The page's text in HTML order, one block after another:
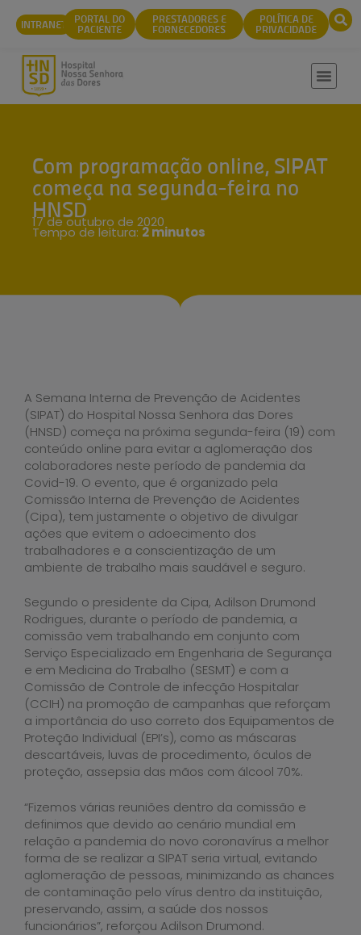
conteúdo
INTRANET PORTAL DO
PACIENTE
PRESTADORES E
FORNECEDORES
POLÍTICA DE
PRIVACIDADE
Com programação online, SIPAT
começa na segunda-feira no
HNSD
17 de outubro de 2020
Tempo de leitura: 2 minutos
A Semana Interna de Prevenção de Acidentes
(SIPAT) do Hospital Nossa Senhora das Dores
(HNSD) começa na próxima segunda-feira (19) com
conteúdo online para evitar a aglomeração dos
colaboradores neste período de pandemia da
Covid-19. O evento, que é organizado pela
Comissão Interna de Prevenção de Acidentes
(Cipa), tem justamente o objetivo de divulgar
ações que evitem o adoecimento dos
trabalhadores e a conscientização de um
ambiente de trabalho mais saudável e seguro.
Segundo o presidente da Cipa, Adilson Drumond
Rodrigues, durante o período de pandemia, a
comissão vem trabalhando em conjunto com
Serviço Especializado em Engenharia de Segurança
e em Medicina do Trabalho (SESMT) e com a
Comissão de Controle de infecção Hospitalar
(CCIH) na promoção de campanhas que reforçam
a importância do uso correto dos Equipamentos de
Proteção Individual (EPI’s), como as máscaras
descartáveis, luvas de procedimento, óculos de
proteção, assepsia das mãos com álcool 70%.
“Fizemos várias reuniões dentro da comissão e
definimos que devido ao cenário mundial em
relação a pandemia do novo coronavírus a melhor
forma de se realizar a SIPAT seria virtual, evitando
aglomeração de pessoas, minimizando as chances
de contaminação pelo vírus dentro da instituição,
preservando, assim, a saúde dos nossos
funcionários”, reforçou Adilson Drumond.